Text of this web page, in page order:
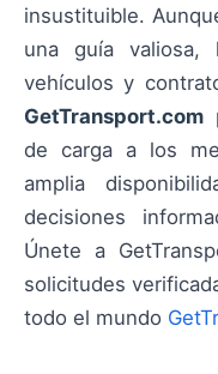
insustituible.
una guía valiosa,
vehículos y
GetTransport.com
de carga a los
amplia
decisiones
Únete a
solicitudes
todo el mundo